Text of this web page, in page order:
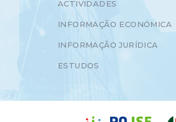
ACTIVIDADES
INFORMAÇÃO ECONÓMICA
INFORMAÇÃO JURÍDICA
ESTUDOS